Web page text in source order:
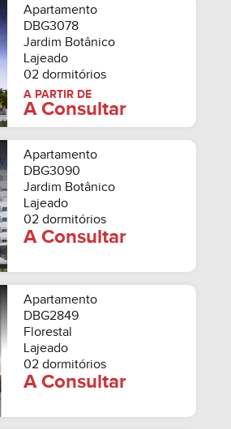
Apartamento
DBG3078
Jardim Botânico
Lajeado
02 dormitórios
A PARTIR DE
A Consultar
Apartamento
DBG3090
Jardim Botânico
Lajeado
02 dormitórios
A Consultar
Apartamento
DBG2849
Florestal
Lajeado
02 dormitórios
A Consultar